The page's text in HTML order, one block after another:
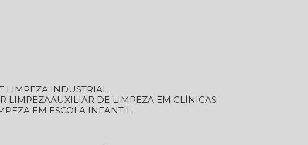
LIMPEZA INDUSTRIAL
LIMPEZA
AUXILIAR DE LIMPEZA EM CLÍNICAS
EM ESCOLA INFANTIL